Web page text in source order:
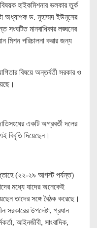
হাইকমিশনার ভলকার তুর্ক
অধ্যাপক ড. মুহাম্মদ ইউনূসের
মানবাধিকার লঙ্ঘনের
মিশন পরিচালনা করার জন্য
বিষয়ে অন্তর্বর্তী সরকার ও
একটি অগ্রবর্তী দলের
বিবৃতি দিয়েছেন।
(২২-২৯ আগস্ট পর্যন্ত)
মধ্যে যাদের অনেকেই
তাদের সঙ্গে বৈঠক করেছে।
সরকারের উপদেষ্টা, প্রধান
আইনজীবী, সাংবাদিক,